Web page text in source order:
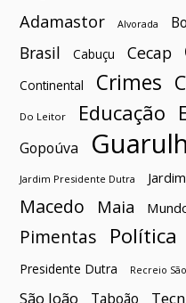
Adamastor Alvorada
Brasil Cabuçu Cecap
Continental Crimes
Do Leitor Educação
Gopoúva
Jardim Presidente Dutra
Macedo
Maia
Pimentas Política
Presidente Dutra Recreio
São João Taboão